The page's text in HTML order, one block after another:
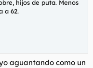
hijos de puta. Menos
a 62.
aguantando como un